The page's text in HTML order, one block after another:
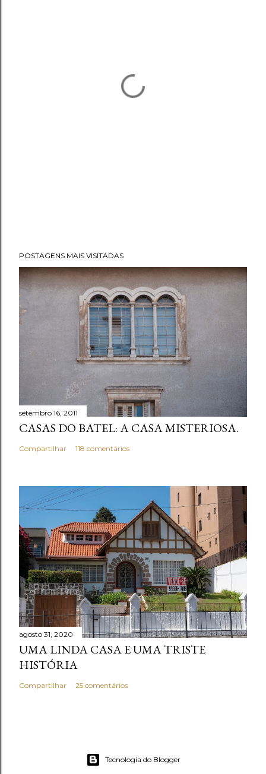
POSTAGENS MAIS VISITADAS
setembro 16, 2011
CASAS DO BATEL: A CASA MISTERIOSA.
Compartilhar 118 comentários
agosto 31, 2020
UMA LINDA CASA E UMA TRISTE
HISTÓRIA
Compartilhar 25 comentários
Tecnologia do Blogger